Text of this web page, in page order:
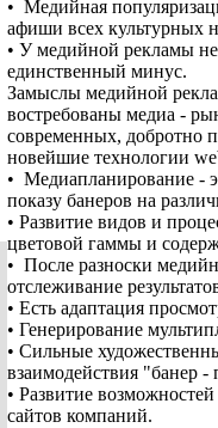
• Медийная
афиши всех культурных
• У медийной рекламы
единственный минус.
Замыслы медийной
востребованы медиа -
современных, добротно
новейшие технологии
• Медиапланирование -
показу банеров на
• Развитие видов и
цветовой гаммы и
• После разноски
отслеживание
• Есть адаптация
• Генерирование
• Сильные
взаимодействия "банер -
• Развитие
сайтов компаний.